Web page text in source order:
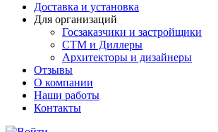
Доставка и установка
Для организаций
Госзаказчики и застройщики
СТМ и Диллеры
Архитекторы и дизайнеры
Отзывы
О компании
Наши работы
Контакты